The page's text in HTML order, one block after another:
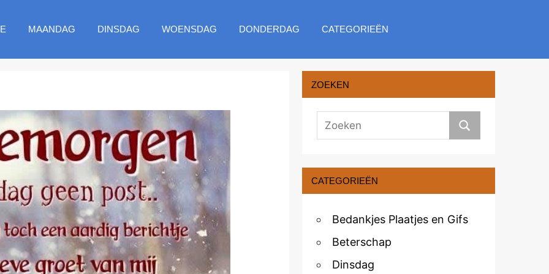
MAANDAG DINSDAG WOENSDAG DONDERDAG CATEGORIEËN
ZOEKEN
CATEGORIEËN
Bedankjes Plaatjes en Gifs
Beterschap
Dinsdag